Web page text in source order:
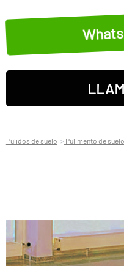
Pulidos de suelo Pulimento de